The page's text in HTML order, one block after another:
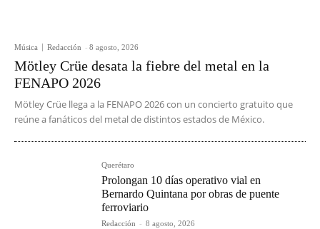
Música Redacción - 8 agosto, 2026
Mötley Crüe desata la fiebre del metal en la
FENAPO 2026
Mötley Crüe llega a la FENAPO 2026 con un concierto gratuito que
reúne a fanáticos del metal de distintos estados de México.
Querétaro
Prolongan 10 días operativo vial en
Bernardo Quintana por obras de puente
ferroviario
Redacción - 8 agosto, 2026